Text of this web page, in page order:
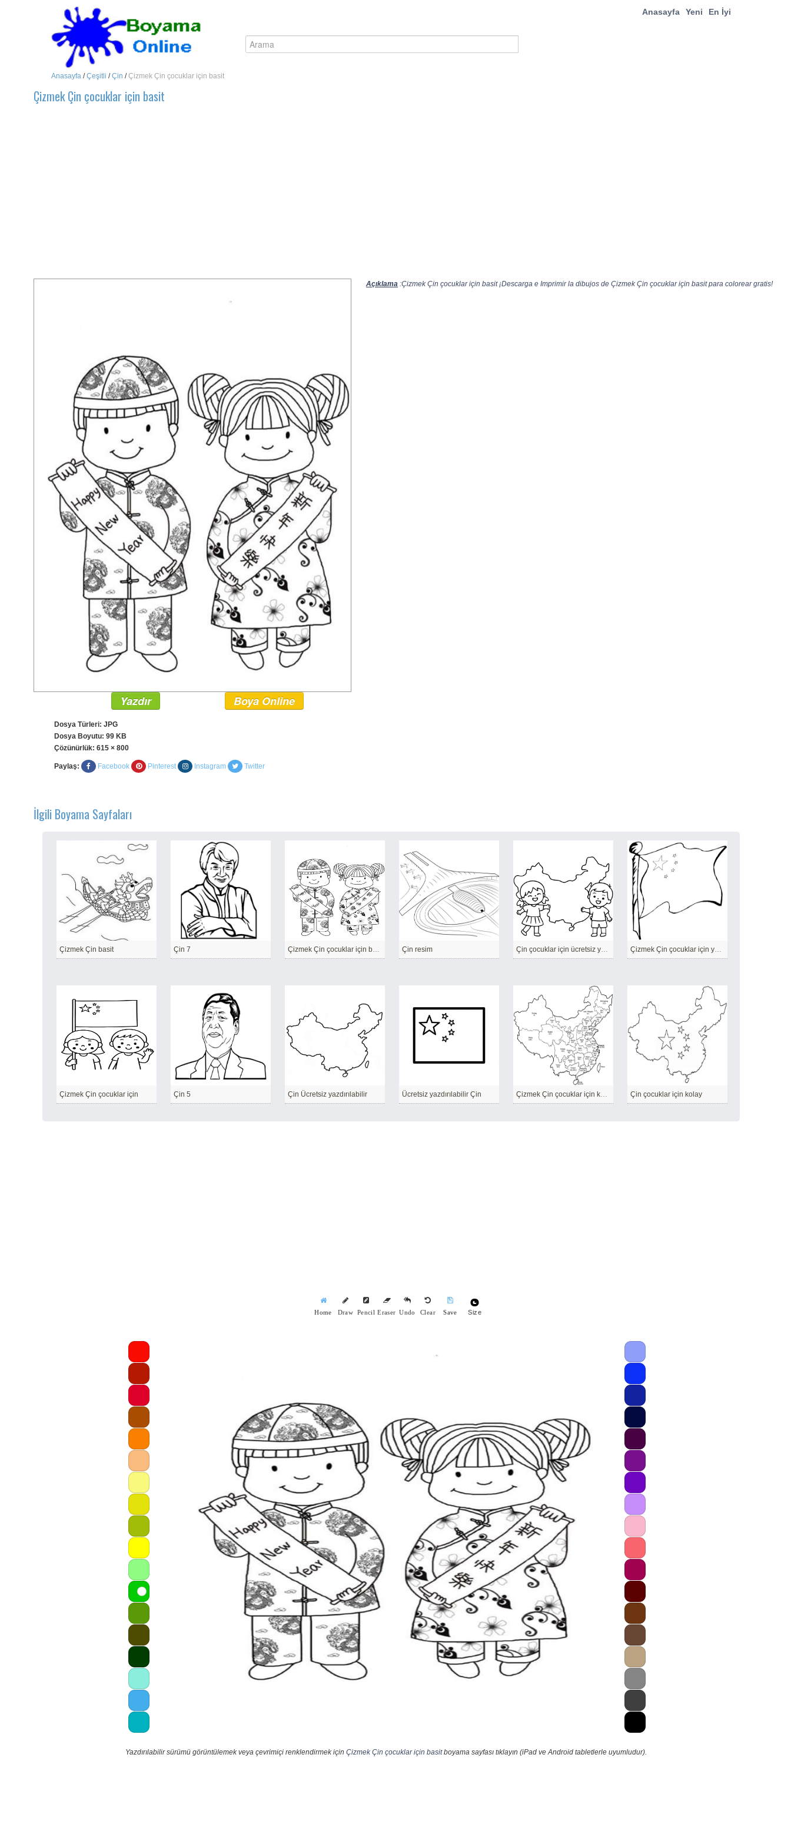
Anasayfa Yeni En İyi
Anasayfa /Çeşitli /Çin /Çizmek Çin çocuklar için basit
Çizmek Çin çocuklar için basit
Açıklama :Çizmek Çin çocuklar için basit ¡Descarga e Imprimir la dibujos de Çizmek Çin çocuklar için basit para colorear gratis!
Yazdır Boya Online
Dosya Türleri: JPG
Dosya Boyutu: 99 KB
Çözünürlük: 615 × 800
Paylaş: Facebook Pinterest Instagram Twitter
İlgili Boyama Sayfaları
Çizmek Çin basit Çin 7 Çizmek Çin çocuklar için basit Çin resim Çin çocuklar için ücretsiz yazdırılabilir Çizmek Çin çocuklar için yazdırılabilir
Çizmek Çin çocuklar için Çin 5 Çin Ücretsiz yazdırılabilir Ücretsiz yazdırılabilir Çin Çizmek Çin çocuklar için kolay Çin çocuklar için kolay
Home Draw Pencil Eraser Undo Clear Save Size
Yazdırılabilir sürümü görüntülemek veya çevrimiçi renklendirmek için Çizmek Çin çocuklar için basitboyama sayfası tıklayın (iPad ve Android tabletlerle uyumludur).